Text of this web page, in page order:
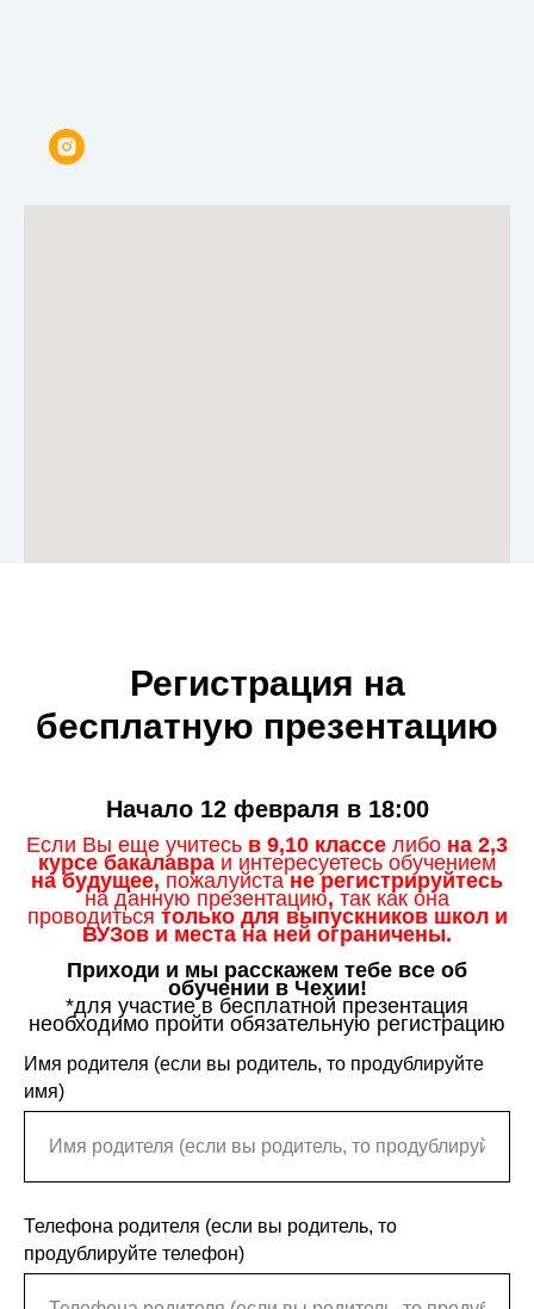
Регистрация на
бесплатную презентацию
Начало 12 февраля в 18:00
Если Вы еще учитесь в 9,10 классе либо на 2,3
курсе бакалавра и интересуетесь обучением
на будущее, пожалуйстане регистрируйтесь
на данную презентацию, так как она
проводиться только для выпускников школ и
ВУЗов и места на ней ограничены.
Приходи и мы расскажем тебе все об
обучении в Чехии!
*для участие в бесплатной презентация
необходимо пройти обязательную регистрацию
Имя родителя (если вы родитель, то продублируйте
имя)
Телефона родителя (если вы родитель, то
продублируйте телефон)